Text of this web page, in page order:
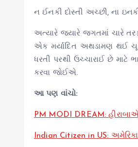
ન ઈનકી દોસ્તી અચ્છી, ના
અત્યારે જ્યારે જગતમાં ચારે
એક મર્યાદિત અથડામણ થઈ
ધરતી પરથી ઉચ્ચારાઈ છે માટે
કરવા જોઈએ.
આ પણ વાંચો:
PM MODI DREAM: હીરાબાએ
Indian Citizen in US: